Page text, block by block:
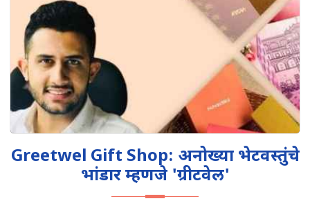
Greetwel Gift Shop: अनोख्या भेटवस्तुंचे
भांडार म्हणजे 'ग्रीटवेल'